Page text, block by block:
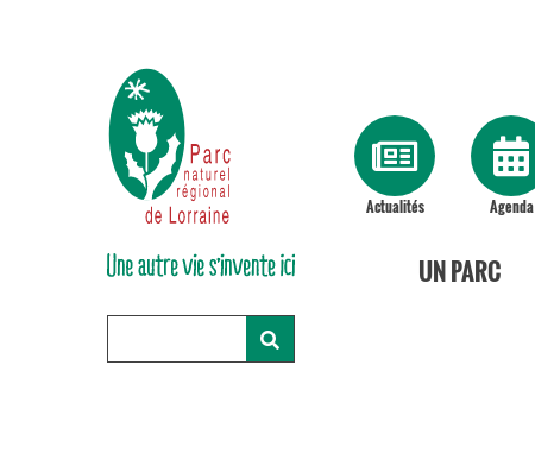
Actualités Agenda
UN PARC